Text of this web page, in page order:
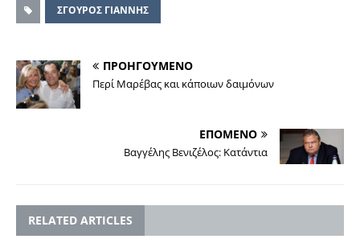
ΣΓΟΥΡΟΣ ΓΙΑΝΝΗΣ
ΠΡΟΗΓΟΥΜΕΝΟ
Περί Μαρέβας και κάποιων δαιμόνων
ΕΠΟΜΕΝΟ
Βαγγέλης Βενιζέλος: Κατάντια
RELATED ARTICLES